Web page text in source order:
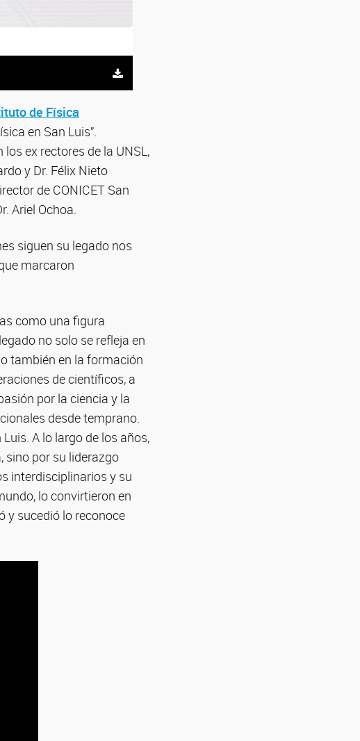
de Física
en San Luis”.
ex rectores de la UNSL,
y Dr. Félix Nieto
de CONICET San
Ariel Ochoa.
siguen su legado nos
marcaron
como una figura
no solo se refleja en
también en la formación
de científicos, a
por la ciencia y la
desde temprano.
A lo largo de los años,
sino por su liderazgo
interdisciplinarios y su
lo convirtieron en
y sucedió lo reconoce